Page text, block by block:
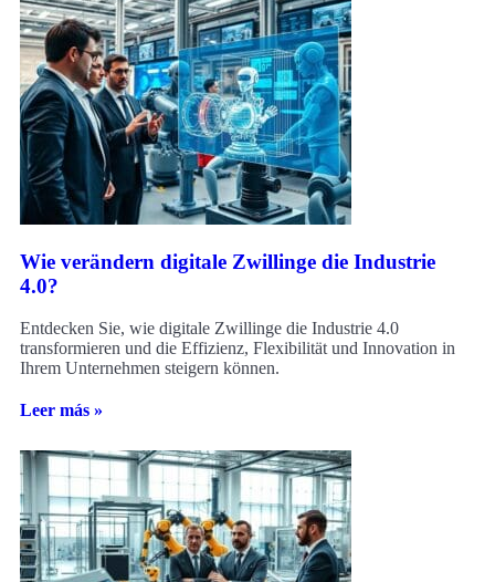
Wie verändern digitale Zwillinge die Industrie
4.0?
Entdecken Sie, wie digitale Zwillinge die Industrie 4.0
transformieren und die Effizienz, Flexibilität und Innovation in
Ihrem Unternehmen steigern können.
Leer más »